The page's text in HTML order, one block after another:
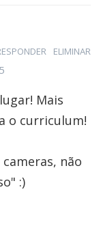
Mais
o curriculum!
não
:)
ELIMINAR